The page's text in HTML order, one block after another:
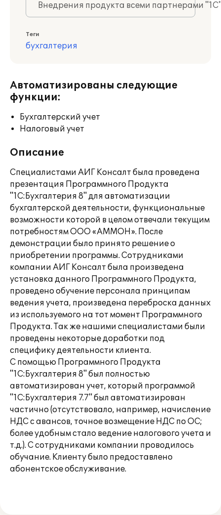
Внедрения продукта всеми партнерами
Теги
бухгалтерия
Автоматизированы следующие
функции:
Бухгалтерский учет
Налоговый учет
Описание
Специалистами АИГ Консалт была проведена
презентация Программного Продукта
"1С:Бухгалтерия 8" для автоматизации
бухгалтерской деятельности, функциональные
возможности которой в целом отвечали текущим
потребностям ООО «АММОН». После
демонстрации было принято решение о
приобретении программы. Сотрудниками
компании АИГ Консалт была произведена
установка данного Программного Продукта,
проведено обучение персонала принципам
ведения учета, произведена переброска данных
из используемого на тот момент Программного
Продукта. Так же нашими специалистами были
проведены некоторые доработки под
специфику деятельности клиента.
С помощью Программного Продукта
"1С:Бухгалтерия 8" был полностью
автоматизирован учет, который программой
"1С:Бухгалтерия 7.7" был автоматизирован
частично (отсутствовало, например, начисление
НДС с авансов, точное возмещение НДС по ОС;
более удобным стало ведение налогового учета и
т.д.). С сотрудниками компании проводилось
обучание. Клиенту было предоставлено
абонентское обслуживание.